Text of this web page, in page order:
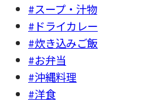
#スープ・汁物
#ドライカレー
#炊き込みご飯
#お弁当
#沖縄料理
#洋食